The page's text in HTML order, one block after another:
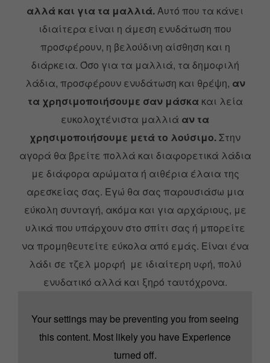
αλλά και για τα μαλλιά.Αυτό που τα κάνει
ιδιαίτερα είναι η άμεση ενυδάτωση που
προσφέρουν, η βελούδινη αίσθηση και η
διάρκεια. Όσο για τα μαλλιά, τα δημοφιλή
λάδια, προσφέρουν ενυδάτωση και θρέψη, αν
τα χρησιμοποιήσουμε σαν μάσκα και λεία
ευκολοχτένιστα μαλλιά αν τα
χρησιμοποιήσουμε μετά το λούσιμο.Στην
αγορά θα βρείτε πολλά και διαφορετικά λάδια
με διάφορα αρώματα ή αιθέρια έλαια της
αρεσκείας σας. Εγώ θα σας παρουσιάσω μια
εύκολη συνταγή, ακόμα και για αρχάριους, με
υλικά που υπάρχουν στο σπίτι σας ή μπορείτε
να προμηθευτείτε εύκολα από εμάς. Είναι ένα
λάδι σε τζελ μορφή με ιδιαίτερη υφή, πολύ
ενυδατικό αλλά και ξηρό ταυτόχρονα.
Your settings may be preventing you from seeing
this content. Most likely you have Experience
turned off.